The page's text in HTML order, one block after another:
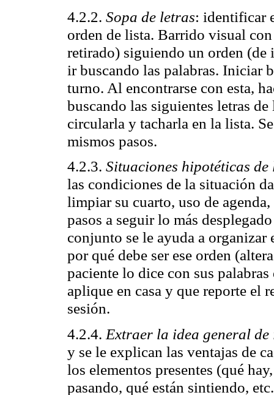
4.2.2. Sopa de letras: identificar
orden de lista. Barrido visual
retirado) siguiendo un orden (de
ir buscando las palabras. Iniciar
turno. Al encontrarse con esta,
buscando las siguientes letras
circularla y tacharla en la lista.
mismos pasos.
4.2.3. Situaciones hipotéticas
las condiciones de la situación
limpiar su cuarto, uso de
pasos a seguir lo más
conjunto se le ayuda a organizar
por qué debe ser ese orden
paciente lo dice con sus
aplique en casa y que reporte el
sesión.
4.2.4. Extraer la idea general de
y se le explican las ventajas de
los elementos presentes (qué
pasando, qué están sintiendo,